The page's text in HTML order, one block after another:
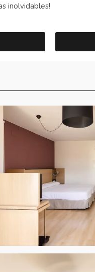
inolvidables!